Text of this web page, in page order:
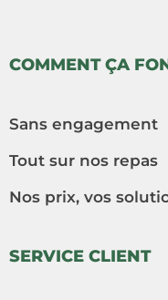
COMMENT ÇA
Sans engagement
Tout sur nos repas
Nos prix, vos
SERVICE CLIENT